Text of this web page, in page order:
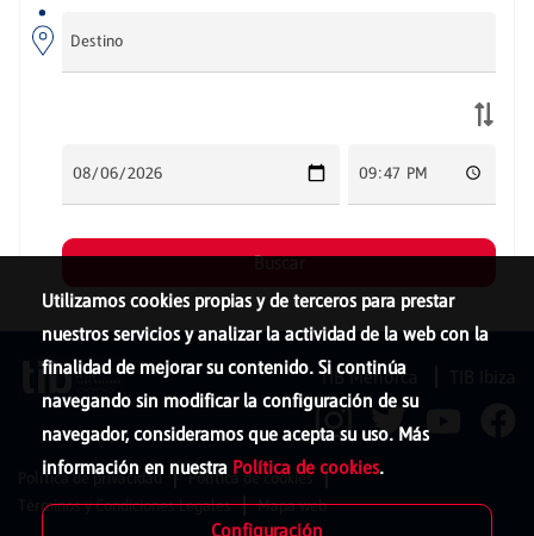
Utilizamos cookies propias y de terceros para prestar
nuestros servicios y analizar la actividad de la web con la
finalidad de mejorar su contenido. Si continúa
navegando sin modificar la configuración de su
navegador, consideramos que acepta su uso. Más
información en nuestra Política de cookies.
Configuración
TIB Menorca
Política de privacidad
Política de cookies
Términos y Condiciones Legales
Mapa web